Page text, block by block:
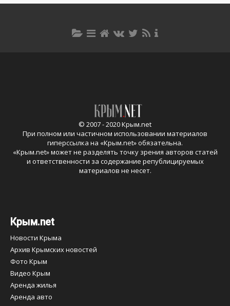
© 2007 - 2020 Крым.net
При полном или частичном использовании материалов
гиперссылка на «Крым.net» обязательна.
«Крым.net» может не разделять точку зрения авторов статей
и ответственности за содержание републицируемых
материалов не несет.
Крым.net
Новости Крыма
Архив Крымских новостей
Фото Крым
Видео Крым
Аренда жилья
Аренда авто